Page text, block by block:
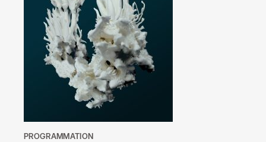
PROGRAMMATION